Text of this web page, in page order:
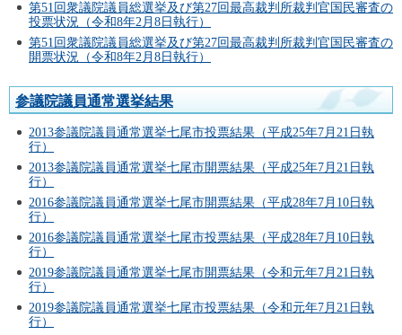
第51回衆議院議員総選挙及び第27回最高裁判所裁判官国民審査の
投票状況（令和8年2月8日執行）
第51回衆議院議員総選挙及び第27回最高裁判所裁判官国民審査の
開票状況（令和8年2月8日執行）
参議院議員通常選挙結果
2013参議院議員通常選挙七尾市投票結果（平成25年7月21日執
行）
2013参議院議員通常選挙七尾市開票結果（平成25年7月21日執
行）
2016参議院議員通常選挙七尾市開票結果（平成28年7月10日執
行）
2016参議院議員通常選挙七尾市投票結果（平成28年7月10日執
行）
2019参議院議員通常選挙七尾市開票結果（令和元年7月21日執
行）
2019参議院議員通常選挙七尾市投票結果（令和元年7月21日執
行）